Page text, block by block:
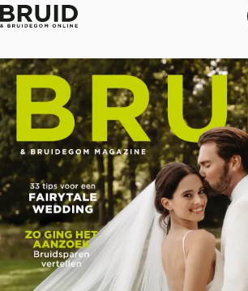
6x Bruid & Bruidegom Magazine plus 4